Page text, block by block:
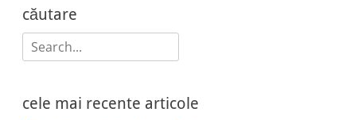
căutare
Search
for:
cele mai recente articole